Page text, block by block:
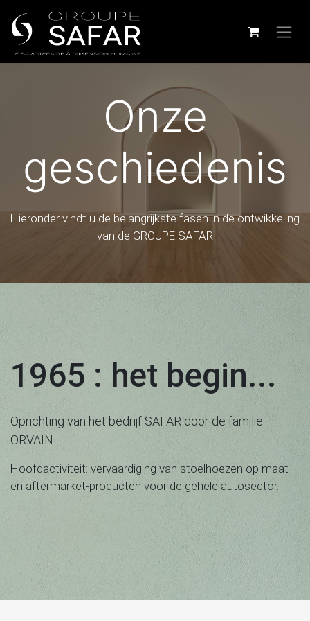
Onze
geschiedenis
Hieronder vindt u de belangrijkste fasen in de ontwikkeling
van de GROUPE SAFAR
1965 : het begin...
Oprichting van het bedrijf SAFAR door de familie
ORVAIN.
Hoofdactiviteit: vervaardiging van stoelhoezen op maat
en aftermarket-producten voor de gehele autosector.